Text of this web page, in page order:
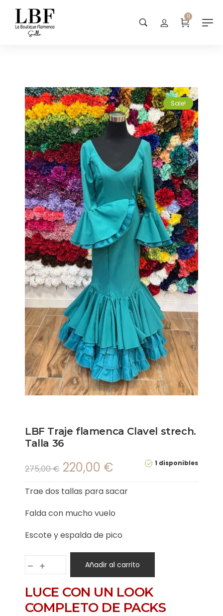
0
Sale!
LBF Traje flamenca Clavel strech.
Talla 36
1 disponibles
275,00€ 220,00 €
Trae dos tallas para sacar
Falda con mucho vuelo
Escote y espalda de pico
Añadir al carrito
LUCE CON UN LOOK
COMPLETO DE PACKS